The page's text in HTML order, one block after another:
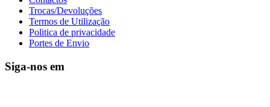
Trocas/Devoluções
Termos de Utilização
Politica de privacidade
Portes de Envio
Siga-nos em